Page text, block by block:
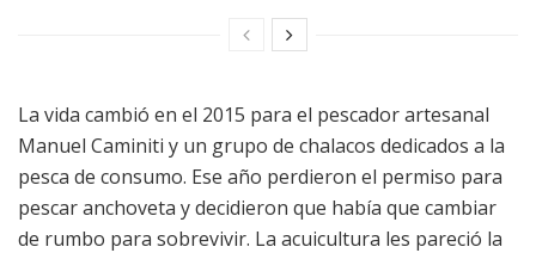
La vida cambió en el 2015 para el pescador artesanal
Manuel Caminiti y un grupo de chalacos dedicados a la
pesca de consumo. Ese año perdieron el permiso para
pescar anchoveta y decidieron que había que cambiar
de rumbo para sobrevivir. La acuicultura les pareció la